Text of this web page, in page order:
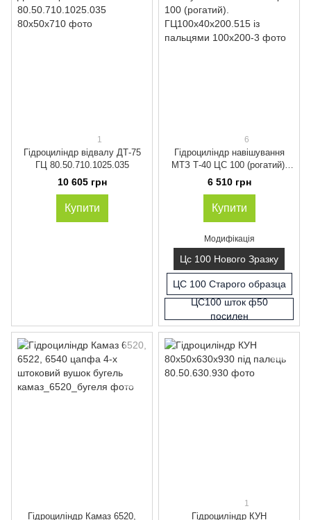
1
Гідроциліндр відвалу ДТ-75
ГЦ 80.50.710.1025.035
10 605 грн
Купити
6
Гідроциліндр навішування
МТЗ Т-40 ЦС 100 (рогатий).
ГЦ100х40х200.515 із
пальцями
6 510 грн
Купити
Модифікація
Цс 100 Нового Зразку
ЦС 100 Старого образца
ЦС100 шток ф50
посилен
Гідроциліндр Камаз 6520,
1
Гідроциліндр КУН